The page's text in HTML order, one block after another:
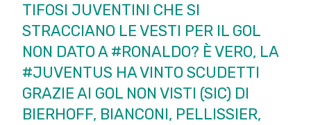
TIFOSI JUVENTINI CHE SI
STRACCIANO LE VESTI PER IL GOL
NON DATO A#RONALDO? È VERO, LA
#JUVENTUS HA VINTO SCUDETTI
GRAZIE AI GOL NON VISTI (SIC) DI
BIERHOFF, BIANCONI, PELLISSIER,